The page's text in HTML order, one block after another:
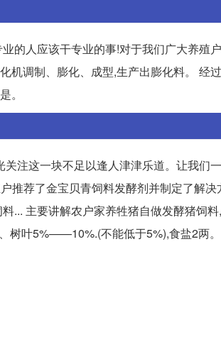
的人应该干专业的事!对于我们广大养殖
机调制、膨化、成型,生产出膨化料。 经
。
注这一块不足以逢人津津乐道。让我们
荐了金宝贝青饲料发酵剂并制定了解决
... 主要讲解农户家养牲猪自做发酵猪饲
树叶5%——10%.(不能低于5%),食盐2两。